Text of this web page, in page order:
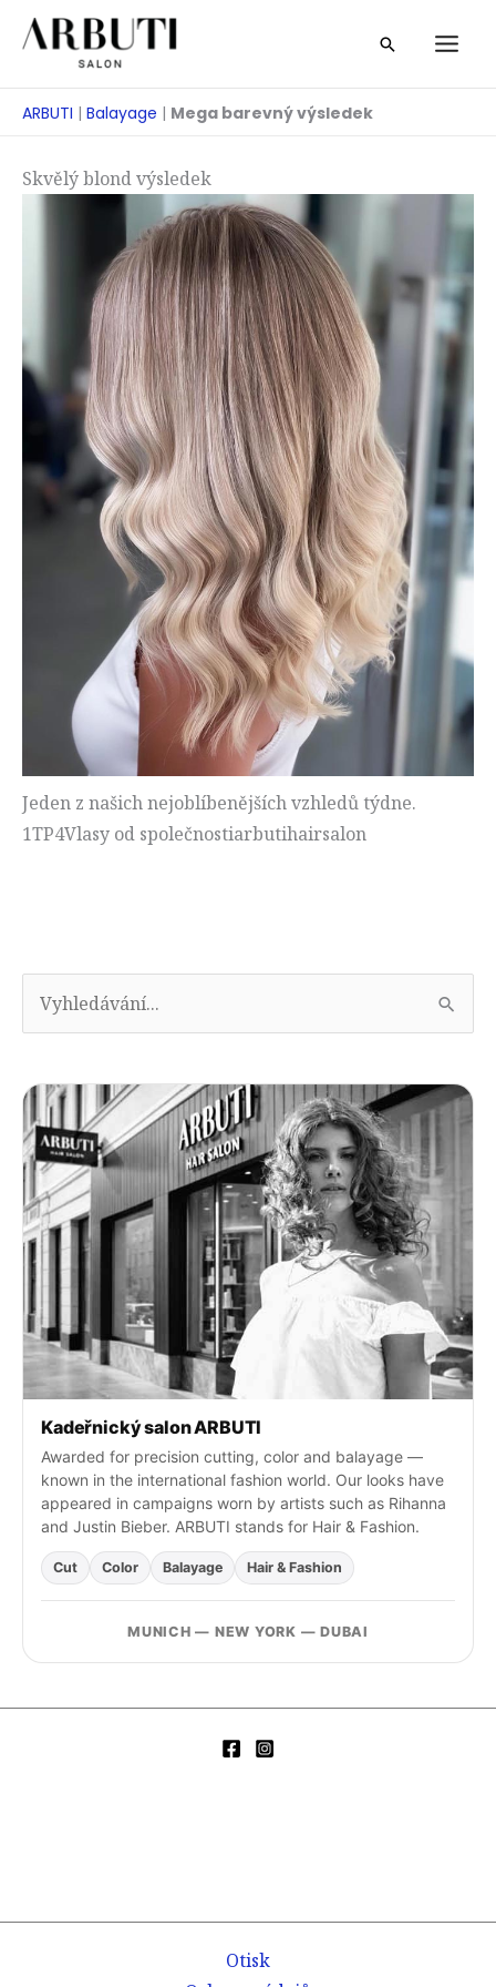
Přeskočit
Vyhledávání
ARBUTI | Balayage | Mega barevný výsledek
Skvělý blond výsledek
Jeden z našich nejoblíbenějších vzhledů týdne.
1TP4Vlasy od společnostiarbutihairsalon
a
t
:
Kadeřnický salon ARBUTI
Awarded for precision cutting, color and balayage —
known in the international fashion world. Our looks have
appeared in campaigns worn by artists such as Rihanna
and Justin Bieber. ARBUTI stands for Hair & Fashion.
Cut Color Balayage Hair & Fashion
MUNICH — NEW YORK — DUBAI
Otisk